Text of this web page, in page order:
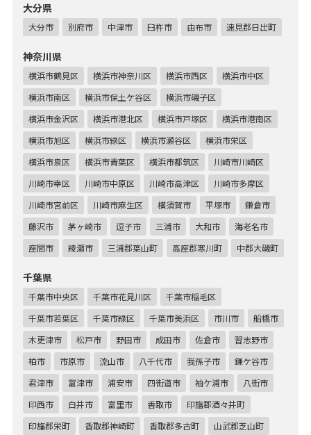
大分県
大分市 別府市 中津市 臼杵市 由布市 速見郡日出町
神奈川県
横浜市鶴見区 横浜市神奈川区 横浜市西区
横浜市中区
横浜市南区
横浜市保土ケ谷区
横浜市磯子区
横浜市金沢区
横浜市港北区 横浜市戸塚区
横浜市港南区
横浜市旭区
横浜市緑区 横浜市瀬谷区
横浜市栄区
横浜市泉区
横浜市青葉区 横浜市都筑区
川崎市川崎区
川崎市幸区
川崎市中原区 川崎市高津区
川崎市多摩区
川崎市宮前区
川崎市麻生区 横須賀市 平塚市
鎌倉市
藤沢市
茅ヶ崎市 逗子市 三浦市 大和市
海老名市
座間市
綾瀬市 三浦郡葉山町 高座郡寒川町 中郡大磯町
千葉県
千葉市中央区 千葉市花見川区
千葉市稲毛区
千葉市若葉区
千葉市緑区 千葉市美浜区 市川市
船橋市
木更津市
松戸市 野田市 成田市 佐倉市
習志野市
柏市
市原市 流山市 八千代市 我孫子市
鎌ケ谷市
君津市
富津市 浦安市 四街道市 袖ケ浦市
八街市
印西市
白井市 富里市 香取市
印旛郡酒々井町
印旛郡栄町
香取郡神崎町 香取郡多古町
山武郡芝山町